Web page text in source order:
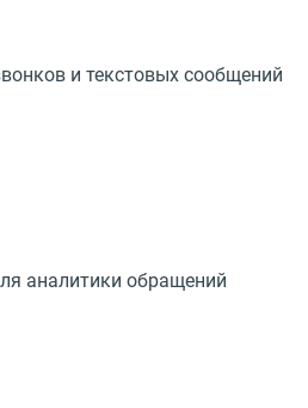
и текстовых сообщений
аналитики обращений